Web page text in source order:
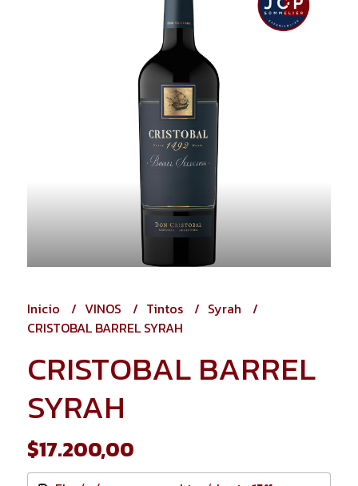
Inicio VINOS Tintos
Syrah
CRISTOBAL BARREL SYRAH
CRISTOBAL BARREL
SYRAH
$17.200,00